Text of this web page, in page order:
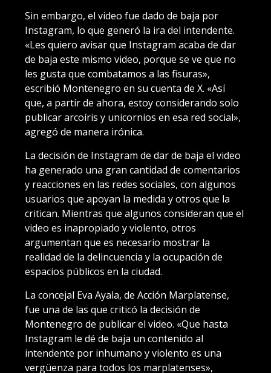
Sin embargo, el video fue dado de baja por
Instagram, lo que generó la ira del intendente.
«Les quiero avisar que Instagram acaba de dar
de baja este mismo video, porque se ve que no
les gusta que combatamos a las fisuras»,
escribió Montenegro en su cuenta de X. «Así
que, a partir de ahora, estoy considerando solo
publicar arcoíris y unicornios en esa red social»,
agregó de manera irónica.
La decisión de Instagram de dar de baja el video
ha generado una gran cantidad de comentarios
y reacciones en las redes sociales, con algunos
usuarios que apoyan la medida y otros que la
critican. Mientras que algunos consideran que el
video es inapropiado y violento, otros
argumentan que es necesario mostrar la
realidad de la delincuencia y la ocupación de
espacios públicos en la ciudad.
La concejal Eva Ayala, de Acción Marplatense,
fue una de las que criticó la decisión de
Montenegro de publicar el video. «Que hasta
Instagram le dé de baja un contenido al
intendente por inhumano y violento es una
vergüenza para todos los marplatenses»,